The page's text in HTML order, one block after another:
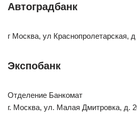
Автоградбанк
г Москва, ул Краснопролетарская,
Экспобанк
Отделение Банкомат
г. Москва, ул. Малая Дмитровка, д.